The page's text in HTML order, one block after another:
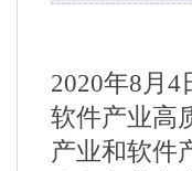
2020年8 月 4
软件产业高
产业和软件